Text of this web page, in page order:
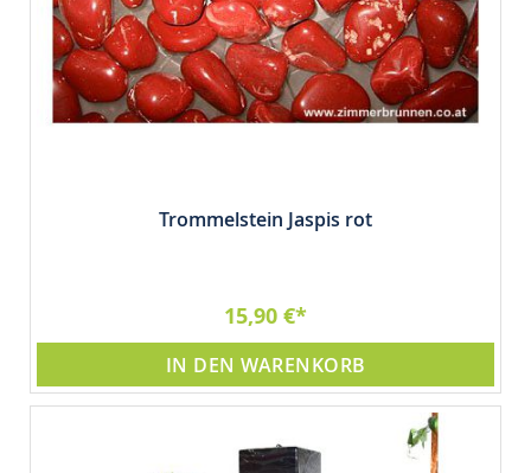
Trommelstein Jaspis rot
15,90 €
IN DEN WARENKORB